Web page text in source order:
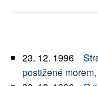
23. 12. 1996
postižené